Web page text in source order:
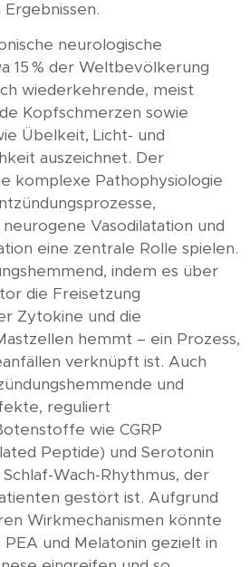
neurologische
15 % der Weltbevölkerung
wiederkehrende, meist
Kopfschmerzen sowie
Übelkeit, Licht- und
auszeichnet. Der
komplexe Pathophysiologie
Vasodilatation und
eine zentrale Rolle spielen.
indem es über
die Freisetzung
Zytokine und die
hemmt – ein Prozess,
verknüpft ist. Auch
und
reguliert
wie CGRP
Peptide) und Serotonin
Wach-Rhythmus, der
gestört ist. Aufgrund
Wirkmechanismen könnte
PEA und Melatonin gezielt in